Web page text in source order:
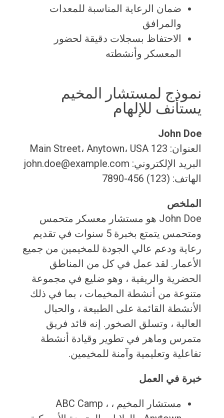
ضمان الرعاية المناسبة للمعدات
والمرافق
الاحتفاظ بسجلات دقيقة لحضور
المعسكر وأنشطته
نموذج لمستشار المخيم
يستأنف للإلهام
John Doe
العنوان: 123 Main Street، Anytown، USA
البريد الإلكتروني: john.doe@example.com
الهاتف: (123) 456-7890
الملخص
John Doe هو مستشار معسكر متحمس
ومتحمس يتمتع بخبرة 5 سنوات في تقديم
رعاية ودعم عالي الجودة للمخيمين من جميع
الأعمار. لقد عمل في كل من المناطق
الحضرية والريفية ، وهو ضليع في مجموعة
متنوعة من أنشطة المخيمات ، بما في ذلك
الأنشطة القائمة على الطبيعة ، والحبال
العالية ، وتسلق الصخور. إنه قائد فريق
متمرس وماهر في تطوير وقيادة أنشطة
تفاعلية وتعليمية وآمنة للمخيمين.
خبرة في العمل
مستشار المخيم ، ABC Camp ،